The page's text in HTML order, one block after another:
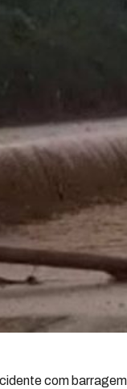
com